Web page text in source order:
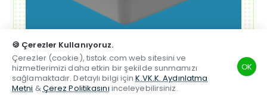
TSM Hesabım Whatsapp Telefon Beğenilen
🍪 Çerezler Kullanıyoruz.
Çerezler (cookie), tistok.com web sitesini ve
hizmetlerimizi daha etkin bir şekilde sunmamızı
sağlamaktadır. Detaylı bilgi içinK.VK.K. Aydınlatma
Metni &Çerez Politikasını inceleyebilirsiniz.
OK